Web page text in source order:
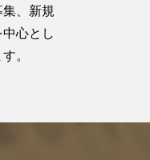
、新規
心とし
。